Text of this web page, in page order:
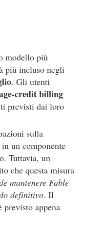
modello più
più incluso negli
. Gli utenti
credit billing
previsti dai loro
sulla
un componente
Tuttavia, un
che questa misura
mantenere Fable
definitivo. Il
previsto appena